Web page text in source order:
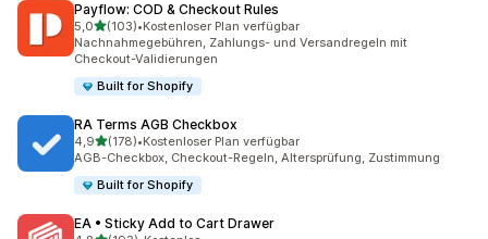
Payflow: COD & Checkout Rules
5,0von 5 Sternen
(103)
103 Rezensionen insgesamt
•Kostenloser Plan verfügbar
Nachnahmegebühren, Zahlungs- und Versandregeln mit
Checkout-Validierungen
Built for Shopify
RA Terms AGB Checkbox
4,9von 5 Sternen
(178)
178 Rezensionen insgesamt
•Kostenloser Plan verfügbar
AGB-Checkbox, Checkout-Regeln, Altersprüfung, Zustimmung
Built for Shopify
EA • Sticky Add to Cart Drawer